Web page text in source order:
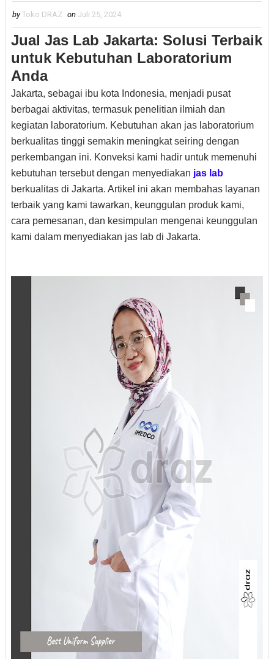
by Toko DRAZ on Juli 25, 2024
Jual Jas Lab Jakarta: Solusi Terbaik
untuk Kebutuhan Laboratorium
Anda
Jakarta, sebagai ibu kota Indonesia, menjadi pusat
berbagai aktivitas, termasuk penelitian ilmiah dan
kegiatan laboratorium. Kebutuhan akan jas laboratorium
berkualitas tinggi semakin meningkat seiring dengan
perkembangan ini. Konveksi kami hadir untuk memenuhi
kebutuhan tersebut dengan menyediakan jas lab
berkualitas di Jakarta. Artikel ini akan membahas layanan
terbaik yang kami tawarkan, keunggulan produk kami,
cara pemesanan, dan kesimpulan mengenai keunggulan
kami dalam menyediakan jas lab di Jakarta.